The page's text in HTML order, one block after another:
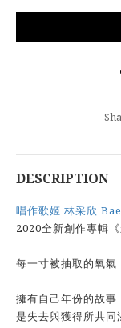
DESCRIPTION
唱作歌姬 林采欣
2020全新創作專輯
每一寸被抽取的氧氣
擁有自己年份的故
是失去與獲得所共同